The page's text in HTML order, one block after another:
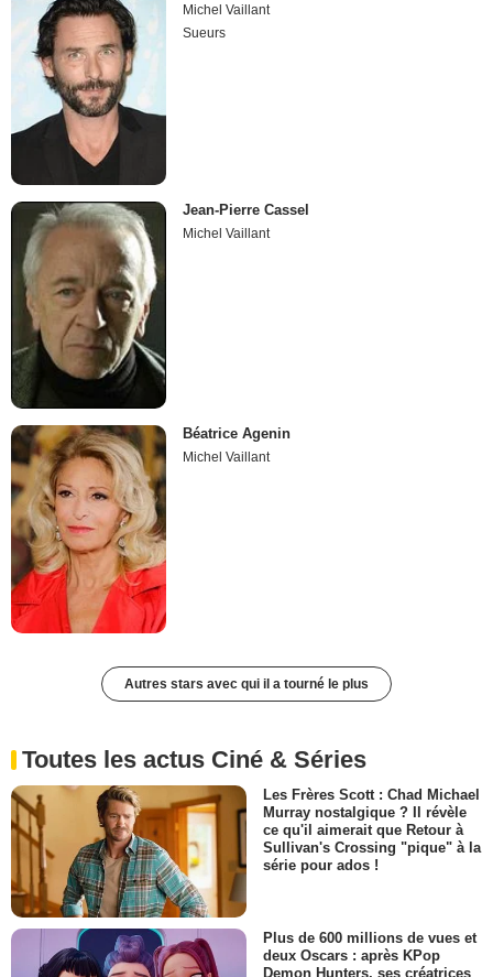
Michel Vaillant
Sueurs
Jean-Pierre Cassel
Michel Vaillant
Béatrice Agenin
Michel Vaillant
Autres stars avec qui il a tourné le plus
Toutes les actus Ciné & Séries
Les Frères Scott : Chad Michael
Murray nostalgique ? Il révèle
ce qu'il aimerait que Retour à
Sullivan's Crossing "pique" à la
série pour ados !
Plus de 600 millions de vues et
deux Oscars : après KPop
Demon Hunters, ses créatrices